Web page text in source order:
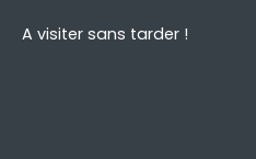
A visiter sans tarder !